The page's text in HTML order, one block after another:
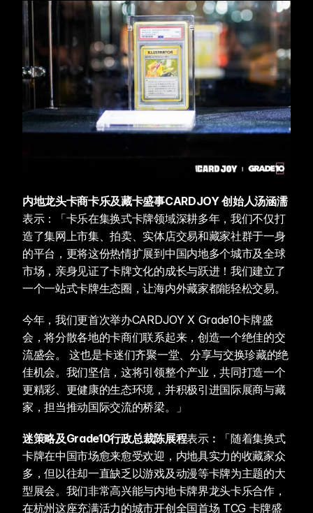
内地龙头卡商卡乐及藏卡盛事CARDJOY 创始人汤涵濡
表示：「卡乐在集换式卡牌领域深耕多年，我们不仅打
造了集网上市集、拍卖、实体店交易和藏家社群于一身
的平台，更将这份热情扩展到中国内地多个城市及全球
市场，亲身见证了卡牌文化的成长与跃进！我们建立了
一个一站式卡牌生态圈，让海内外藏家都能轻松交易。
今年，我们更首次举办CARDJOY X Grade10卡牌盛
会，将分散各地的卡商们联系起来，创造一个绝佳的交
流盛会。 这也是卡迷们齐聚一堂、分享与交换珍藏的绝
佳机会。我们坚信，这将引领整个产业，共同打造一个
更精彩、更健康的生态环境，并积极引进国际展商与藏
家，担当推动国际交流的桥梁。」
迷策略及Grade10行政总裁陈展程表示︰「随着集换式
卡牌在中国市场愈来愈受欢迎，内地具实力的收藏家众
多，但以往却一直缺乏以游戏及动漫等卡牌为主题的大
型展会。我们非常高兴能与内地卡牌界龙头卡乐合作，
在杭州这座充满活力的城市开创全国首场 TCG 卡牌盛